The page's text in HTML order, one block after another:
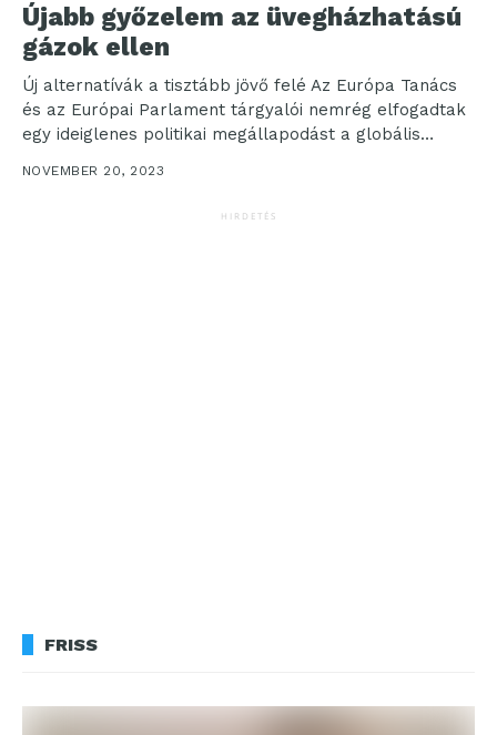
Újabb győzelem az üvegházhatású
gázok ellen
Új alternatívák a tisztább jövő felé Az Európa Tanács
és az Európai Parlament tárgyalói nemrég elfogadtak
egy ideiglenes politikai megállapodást a globális
NOVEMBER 20, 2023
HIRDETÉS
FRISS